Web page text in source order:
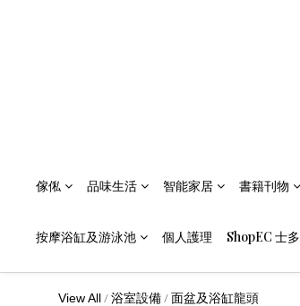
傢俬 品味生活 智能家居 書籍刊物
按摩浴缸及游泳池 個人護理 ShopEC 士多
View All /浴室設備 /面盆及浴缸龍頭